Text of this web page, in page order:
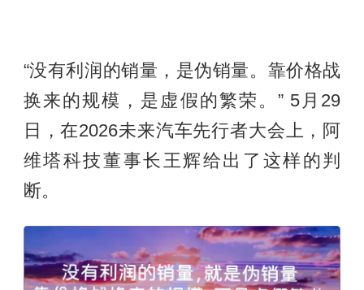
“没有利润的销量，是伪销量。靠价格战
换来的规模，是虚假的繁荣。” 5月29
日，在2026未来汽车先行者大会上，阿
维塔科技董事长王辉给出了这样的判
断。